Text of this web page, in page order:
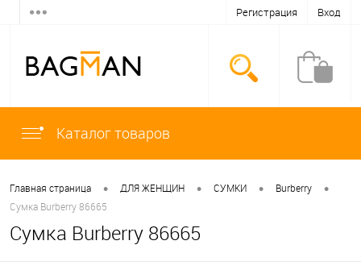
Регистрация Вход
Каталог товаров
Главная страница • ДЛЯ ЖЕНЩИН • СУМКИ • Burberry •
Сумка Burberry 86665
Сумка Burberry 86665